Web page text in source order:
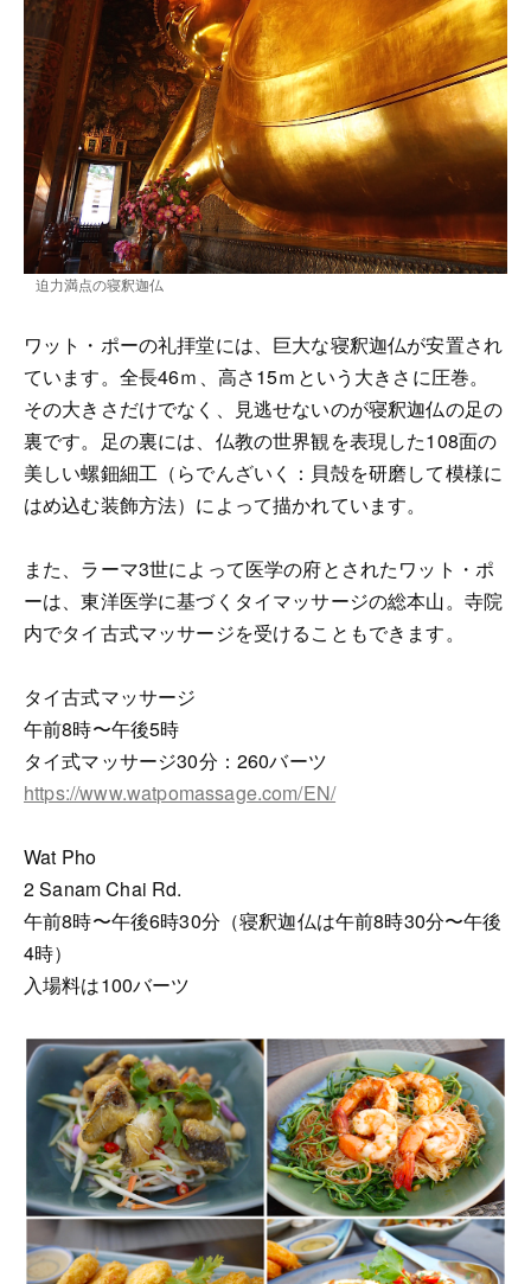
迫力満点の寝釈迦仏
ワット・ポーの礼拝堂には、巨大な寝釈迦仏が安置され
ています。全長46ｍ、高さ15ｍという大きさに圧巻。
その大きさだけでなく、見逃せないのが寝釈迦仏の足の
裏です。足の裏には、仏教の世界観を表現した108面の
美しい螺鈿細工（らでんざいく：貝殻を研磨して模様に
はめ込む装飾方法）によって描かれています。
また、ラーマ3世によって医学の府とされたワット・ポ
ーは、東洋医学に基づくタイマッサージの総本山。寺院
内でタイ古式マッサージを受けることもできます。
タイ古式マッサージ
午前8時〜午後5時
タイ式マッサージ30分：260バーツ
https://www.watpomassage.com/EN/
Wat Pho
2 Sanam Chai Rd.
午前8時〜午後6時30分（寝釈迦仏は午前8時30分〜午後
4時）
入場料は100バーツ